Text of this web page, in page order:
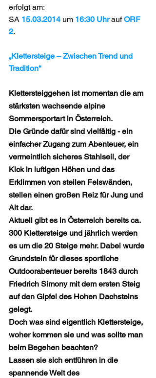
erfolgt am:
SA 15.03.2014 um 16:30 Uhr auf ORF
2.
„Klettersteige – Zwischen Trend und
Tradition“
Klettersteiggehen ist momentan die am
stärksten wachsende alpine
Sommersportart in Österreich.
Die Gründe dafür sind vielfältig - ein
einfacher Zugang zum Abenteuer, ein
vermeintlich sicheres Stahlseil, der
Kick in luftigen Höhen und das
Erklimmen von steilen Felswänden,
stellen einen großen Reiz für Jung und
Alt dar.
Aktuell gibt es in Österreich bereits ca.
300 Klettersteige und jährlich werden
es um die 20 Steige mehr. Dabei wurde
Grundstein für dieses sportliche
Outdoorabenteuer bereits 1843 durch
Friedrich Simony mit dem ersten Steig
auf den Gipfel des Hohen Dachsteins
gelegt.
Doch was sind eigentlich Klettersteige,
woher kommen sie und was sollte man
beim Begehen beachten?
Lassen sie sich entführen in die
spannende Welt des